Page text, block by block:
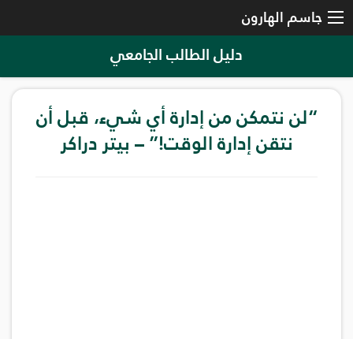
جاسم الهارون
دليل الطالب الجامعي
“لن نتمكن من إدارة أي شيء، قبل أن
نتقن إدارة الوقت!” – بيتر دراكر